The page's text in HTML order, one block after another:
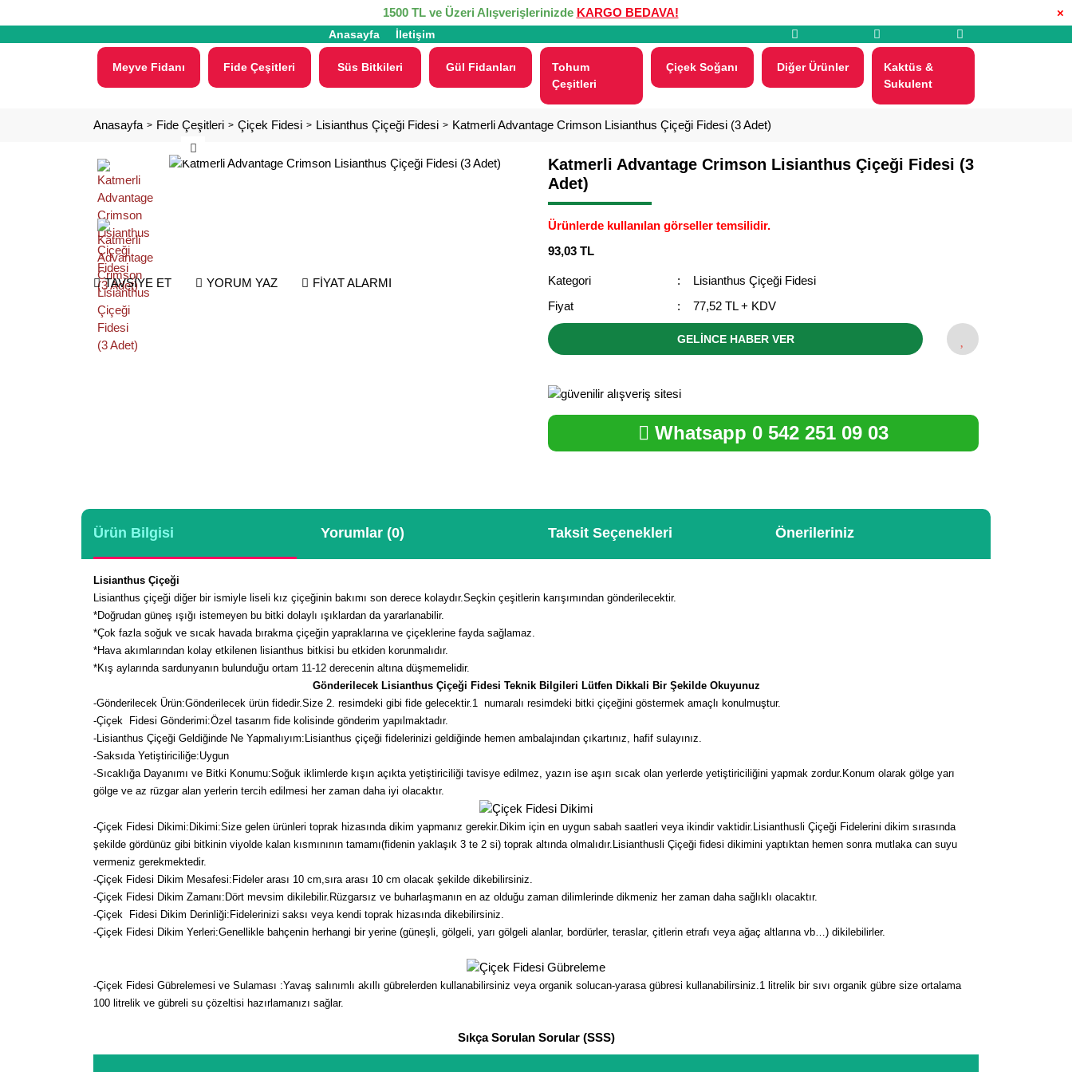
×
1500 TL ve Üzeri Alışverişlerinizde KARGO BEDAVA!
Anasayfa İletişim
Meyve Fidanı Fide Çeşitleri Süs Bitkileri Gül Fidanları
Tohum
Çeşitleri
Çiçek Soğanı Diğer Ürünler
Kaktüs &
Sukulent
Anasayfa Fide Çeşitleri Çiçek Fidesi Lisianthus Çiçeği Fidesi Katmerli Advantage Crimson Lisianthus Çiçeği Fidesi (3 Adet)
TAVSİYE ET YORUM YAZ FİYAT ALARMI
Katmerli Advantage Crimson Lisianthus Çiçeği Fidesi (3
Adet)
Ürünlerde kullanılan görseller temsilidir.
93,03 TL
Kategori
Lisianthus Çiçeği Fidesi
Fiyat
77,52 TL + KDV
GELİNCE HABER VER
Whatsapp 0 542 251 09 03
Ürün Bilgisi Yorumlar (0) Taksit Seçenekleri Önerileriniz
Lisianthus Çiçeği
Lisianthus çiçeği diğer bir ismiyle liseli kız çiçeğinin bakımı son derece kolaydır.Seçkin çeşitlerin karışımından gönderilecektir.
*Doğrudan güneş ışığı istemeyen bu bitki dolaylı ışıklardan da yararlanabilir.
*Çok fazla soğuk ve sıcak havada bırakma çiçeğin yapraklarına ve çiçeklerine fayda sağlamaz.
*Hava akımlarından kolay etkilenen lisianthus bitkisi bu etkiden korunmalıdır.
*Kış aylarında sardunyanın bulunduğu ortam 11-12 derecenin altına düşmemelidir.
Gönderilecek Lisianthus Çiçeği Fidesi Teknik Bilgileri Lütfen Dikkali Bir Şekilde Okuyunuz
-Gönderilecek Ürün:Gönderilecek ürün fidedir.Size 2. resimdeki gibi fide gelecektir.1 numaralı resimdeki bitki çiçeğini göstermek amaçlı konulmuştur.
-Çiçek Fidesi Gönderimi:Özel tasarım fide kolisinde gönderim yapılmaktadır.
-Lisianthus Çiçeği Geldiğinde Ne Yapmalıyım:Lisianthus çiçeği fidelerinizi geldiğinde hemen ambalajından çıkartınız, hafif sulayınız.
-Saksıda Yetiştiriciliğe:Uygun
-Sıcaklığa Dayanımı ve Bitki Konumu:Soğuk iklimlerde kışın açıkta yetiştiriciliği tavisye edilmez, yazın ise aşırı sıcak olan yerlerde yetiştiriciliğini yapmak zordur.Konum olarak gölge yarı
gölge ve az rüzgar alan yerlerin tercih edilmesi her zaman daha iyi olacaktır.
-Çiçek Fidesi Dikimi: Dikimi:Size gelen ürünleri toprak hizasında dikim yapmanız gerekir.Dikim için en uygun sabah saatleri veya ikindir vaktidir.Lisianthusli Çiçeği Fidelerini dikim sırasında
şekilde gördünüz gibi bitkinin viyolde kalan kısmınının tamamı(fidenin yaklaşık 3 te 2 si) toprak altında olmalıdır.Lisianthusli Çiçeği fidesi dikimini yaptıktan hemen sonra mutlaka can suyu
vermeniz gerekmektedir.
-Çiçek Fidesi Dikim Mesafesi:Fideler arası 10 cm,sıra arası 10 cm olacak şekilde dikebilirsiniz.
-Çiçek Fidesi Dikim Zamanı:Dört mevsim dikilebilir.Rüzgarsız ve buharlaşmanın en az olduğu zaman dilimlerinde dikmeniz her zaman daha sağlıklı olacaktır.
-Çiçek Fidesi Dikim Derinliği:Fidelerinizi saksı veya kendi toprak hizasında dikebilirsiniz.
-Çiçek Fidesi Dikim Yerleri:Genellikle bahçenin herhangi bir yerine (güneşli, gölgeli, yarı gölgeli alanlar, bordürler, teraslar, çitlerin etrafı veya ağaç altlarına vb…) dikilebilirler.
-Çiçek Fidesi Gübrelemesi ve Sulaması :Yavaş salınımlı akıllı gübrelerden kullanabilirsiniz veya organik solucan-yarasa gübresi kullanabilirsiniz.1 litrelik bir sıvı organik gübre size ortalama
100 litrelik ve gübreli su çözeltisi hazırlamanızı sağlar.
Sıkça Sorulan Sorular (SSS)